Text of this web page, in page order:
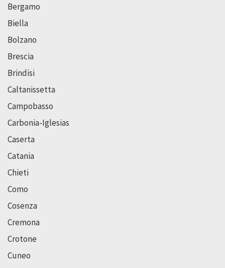
Bergamo
Biella
Bolzano
Brescia
Brindisi
Caltanissetta
Campobasso
Carbonia-Iglesias
Caserta
Catania
Chieti
Como
Cosenza
Cremona
Crotone
Cuneo